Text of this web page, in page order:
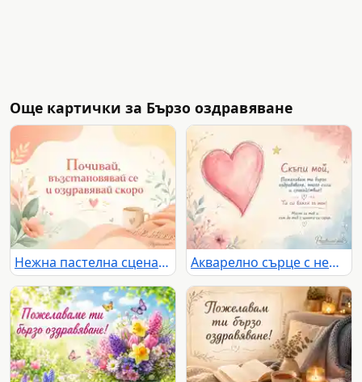
Още картички за Бързо оздравяване
Нежна пастелна сцена с цветя, чаша и послание за бързо оздравяване Акварелно сърце с нежно послание за бързо оздравяване